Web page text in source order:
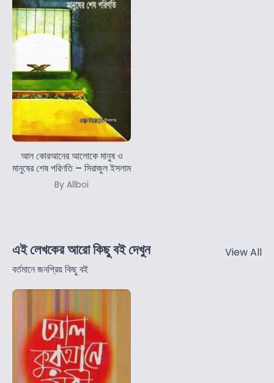
আল কোরআনের আলোকে মানুষ ও
মানুষের শেষ পরিণতি – সিরাজুল ইসলাম
By Allboi
এই লেখকের আরো কিছু বই দেখুন
বর্তমানে জনপ্রিয় কিছু বই
View All